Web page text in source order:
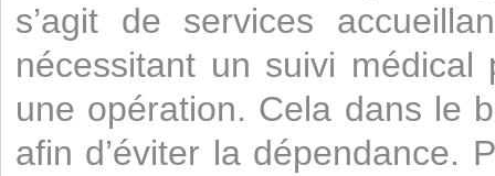
s’agit de services
nécessitant un suivi médical
une opération. Cela dans le
afin d’éviter la dépendance.